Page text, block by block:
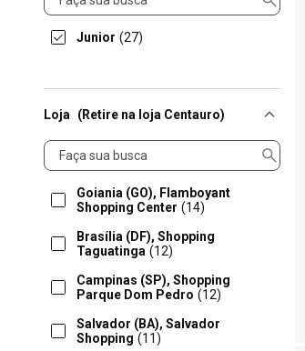
Junior (27)
Loja (Retire na loja Centauro)
Loja
Goiania (GO), Flamboyant
Shopping Center (14)
Brasília (DF), Shopping
Taguatinga (12)
Campinas (SP), Shopping
Parque Dom Pedro (12)
Salvador (BA), Salvador
Shopping (11)